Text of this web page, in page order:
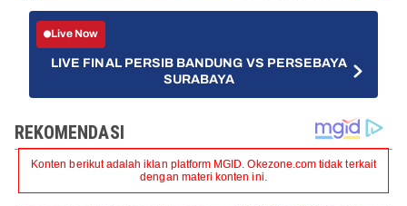
Live Now
LIVE FINAL PERSIB BANDUNG VS PERSEBAYA
SURABAYA